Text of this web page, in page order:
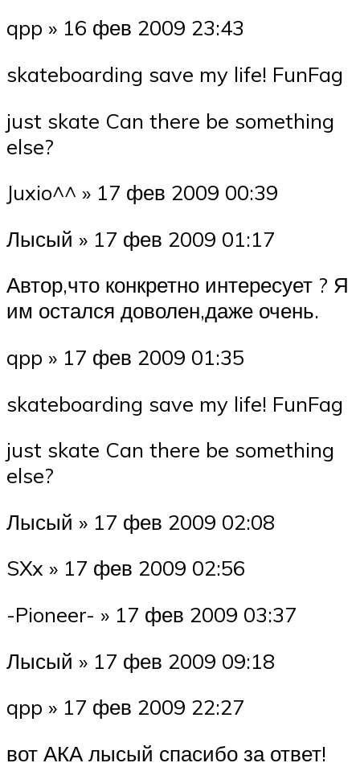
qpp » 16 фев 2009 23:43
skateboarding save my life! FunFag
just skate Can there be something
else?
Juxio^^ » 17 фев 2009 00:39
Лысый » 17 фев 2009 01:17
Автор,что конкретно интересует ? Я
им остался доволен,даже очень.
qpp » 17 фев 2009 01:35
skateboarding save my life! FunFag
just skate Can there be something
else?
Лысый » 17 фев 2009 02:08
SXx » 17 фев 2009 02:56
-Pioneer- » 17 фев 2009 03:37
Лысый » 17 фев 2009 09:18
qpp » 17 фев 2009 22:27
вот АКА лысый спасибо за ответ!